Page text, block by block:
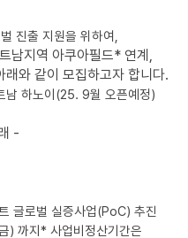
진출 지원을 위하여,
남지역 아쿠아필드* 연계,
와 같이 모집하고자 합니다.
남 하노이(25. 9월 오픈예정)
-
글로벌 실증사업(PoC) 추진
) 까지* 사업비정산기간은